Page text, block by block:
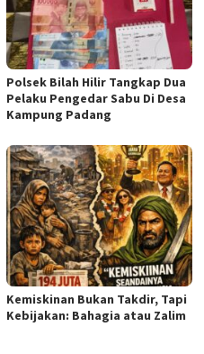
Polsek Bilah Hilir Tangkap Dua
Pelaku Pengedar Sabu Di Desa
Kampung Padang
Kemiskinan Bukan Takdir, Tapi
Kebijakan: Bahagia atau Zalim